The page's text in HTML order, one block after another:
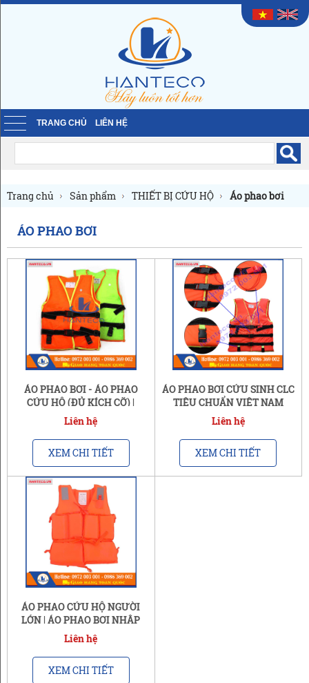
TRANG CHỦ LIÊN HỆ
Trang chủ Sản phẩm THIẾT BỊ CỨU HỘ Áo phao bơi
ÁO PHAO BƠI
ÁO PHAO BƠI - ÁO PHAO
CỨU HỘ (ĐỦ KÍCH CỠ) |
KHÔNG BÁN LẺ
Liên hệ
XEM CHI TIẾT
ÁO PHAO BƠI CỨU SINH CLC
TIÊU CHUẨN VIỆT NAM
Liên hệ
XEM CHI TIẾT
ÁO PHAO CỨU HỘ NGƯỜI
LỚN | ÁO PHAO BƠI NHẬP
KHẨU CAO CẤP
Liên hệ
XEM CHI TIẾT